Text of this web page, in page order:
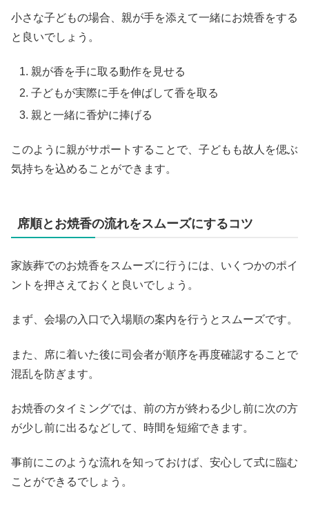
小さな子どもの場合、親が手を添えて一緒にお焼香をする
と良いでしょう。
親が香を手に取る動作を見せる
子どもが実際に手を伸ばして香を取る
親と一緒に香炉に捧げる
このように親がサポートすることで、子どもも故人を偲ぶ
気持ちを込めることができます。
席順とお焼香の流れをスムーズにするコツ
家族葬でのお焼香をスムーズに行うには、いくつかのポイ
ントを押さえておくと良いでしょう。
まず、会場の入口で入場順の案内を行うとスムーズです。
また、席に着いた後に司会者が順序を再度確認することで
混乱を防ぎます。
お焼香のタイミングでは、前の方が終わる少し前に次の方
が少し前に出るなどして、時間を短縮できます。
事前にこのような流れを知っておけば、安心して式に臨む
ことができるでしょう。